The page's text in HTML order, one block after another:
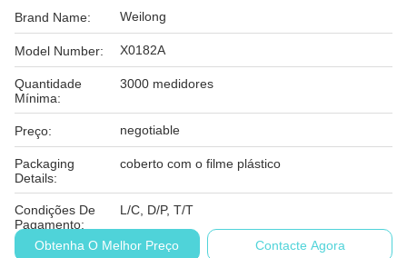
Brand Name: Weilong
Model Number: X0182A
Quantidade
Mínima:
3000 medidores
Preço: negotiable
Packaging
Details:
coberto com o filme plástico
Condições De
Pagamento:
L/C, D/P, T/T
Obtenha O Melhor Preço Contacte Agora